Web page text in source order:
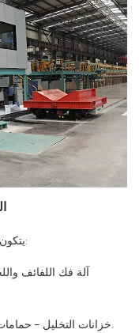
يتكون خط التخليل المستمر من عدة أجزاء أساسية:
آلة فك اللفائف
خزانات التخليل – حمامات حمضية حيث يتم إزالة الترسبات الكلسية.